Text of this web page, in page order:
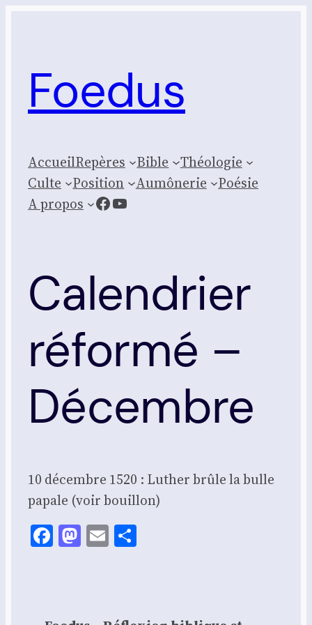
Foedus
AccueilRepères Bible
Théologie
Culte
Posi­tion Aumônerie
Poésie
A propos
Facebook
YouTube
Calendrier
réformé –
Décembre
10 décembre 1520 : Luther brûle la bulle
papale (voir bouillon)
Facebook
Mastodon
Email